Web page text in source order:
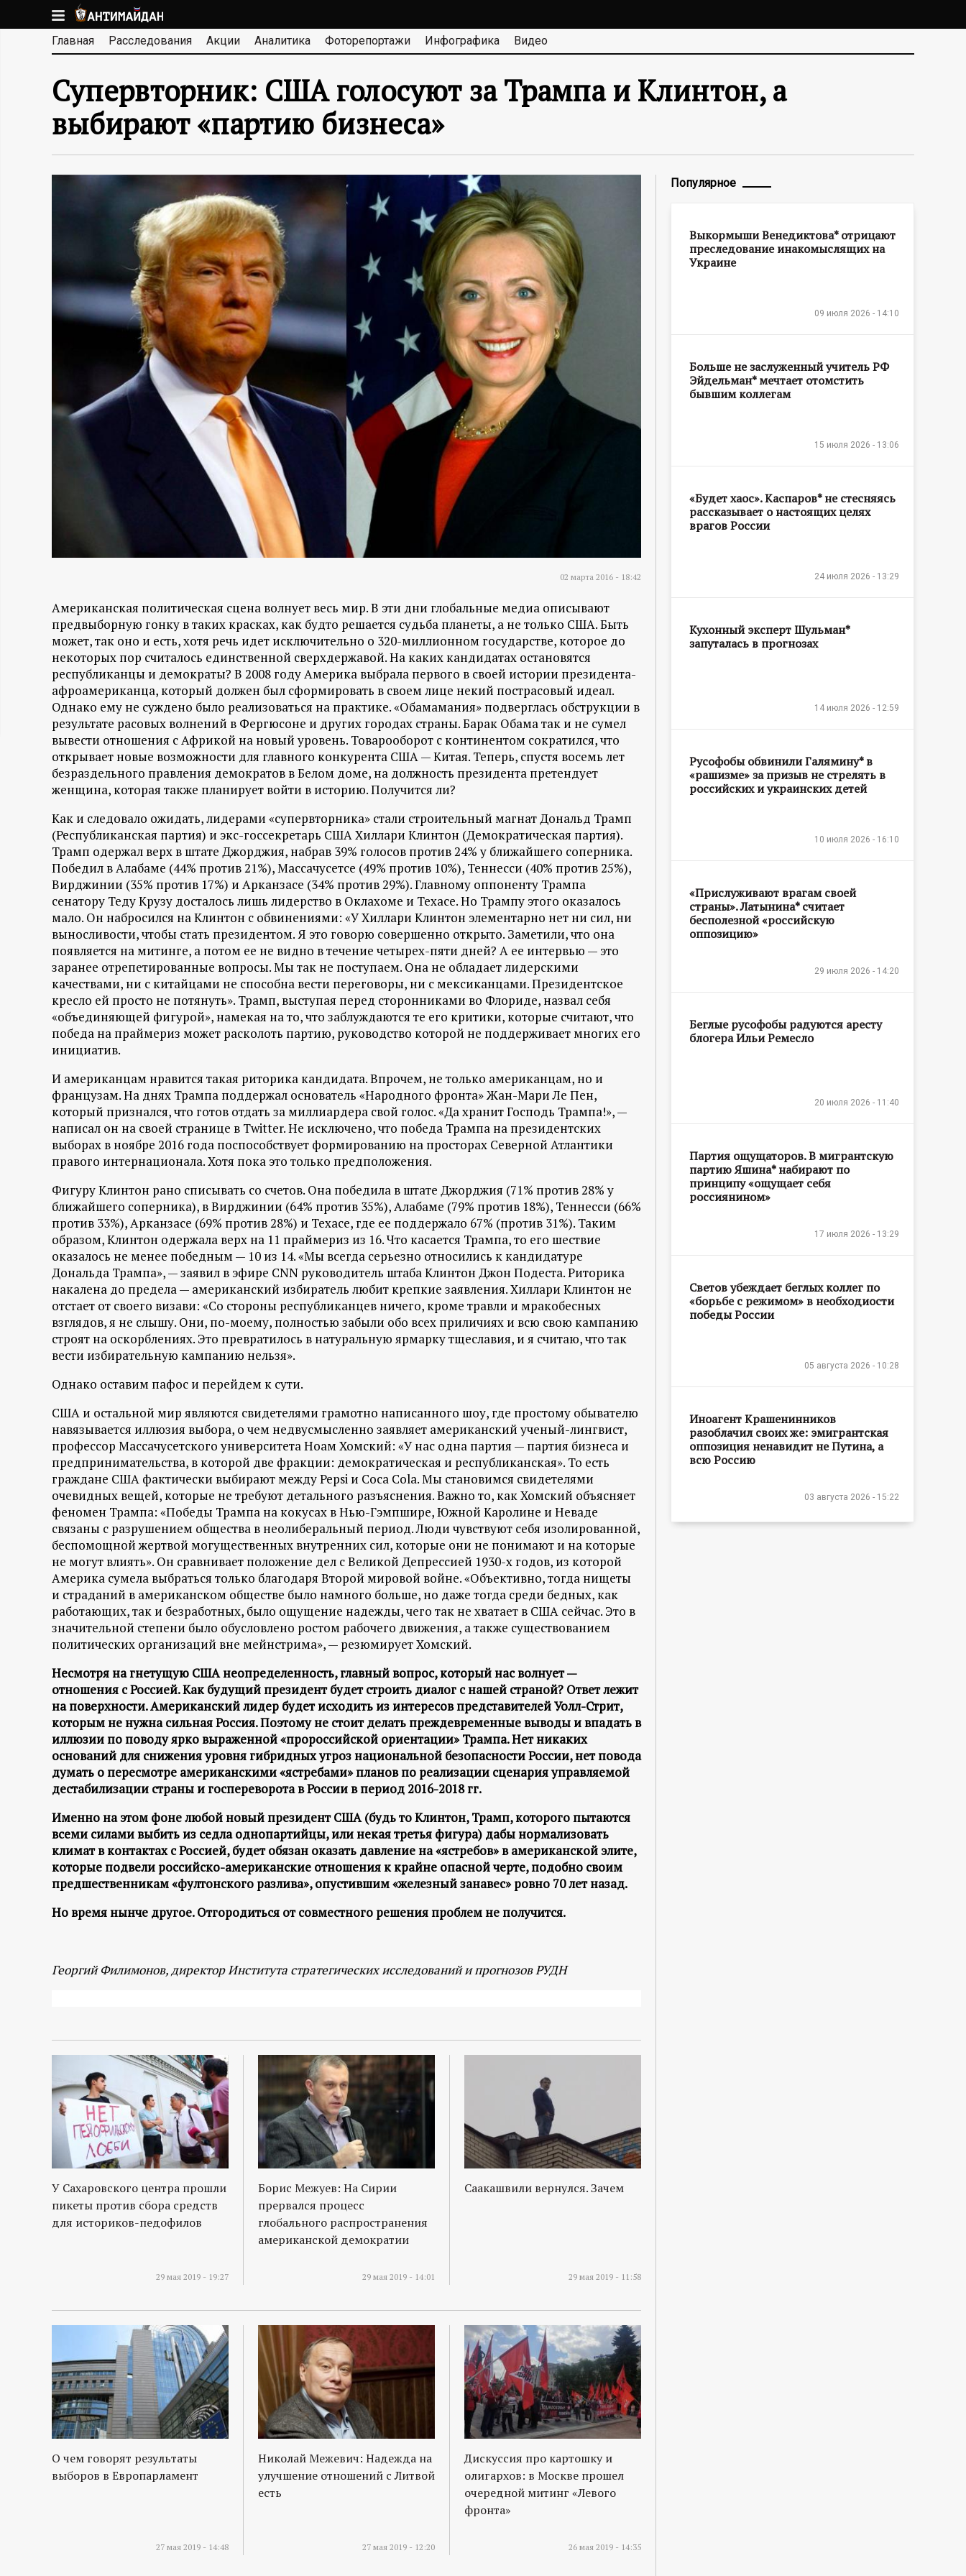
к
основномуА
Н
Т
И
М
Д
А
и
р
м
а
ц
и
о
н
н
ы
й
п
о
р
т
а
л
Главная Расследования Акции Аналитика Фоторепортажи Инфографика Видео
Супервторник: США голосуют за Трампа и Клинтон, а
выбирают «партию бизнеса»
02 марта 2016 - 18:42
Американская политическая сцена волнует весь мир. В эти дни глобальные медиа описывают
предвыборную гонку в таких красках, как будто решается судьба планеты, а не только США. Быть
может, так оно и есть, хотя речь идет исключительно о 320-миллионном государстве, которое до
некоторых пор считалось единственной сверхдержавой. На каких кандидатах остановятся
республиканцы и демократы? В 2008 году Америка выбрала первого в своей истории президента-
афроамериканца, который должен был сформировать в своем лице некий пострасовый идеал.
Однако ему не суждено было реализоваться на практике. «Обамамания» подверглась обструкции в
результате расовых волнений в Фергюсоне и других городах страны. Барак Обама так и не сумел
вывести отношения с Африкой на новый уровень. Товарооборот с континентом сократился, что
открывает новые возможности для главного конкурента США — Китая. Теперь, спустя восемь лет
безраздельного правления демократов в Белом доме, на должность президента претендует
женщина, которая также планирует войти в историю. Получится ли?
Как и следовало ожидать, лидерами «супервторника» стали строительный магнат Дональд Трамп
(Республиканская партия) и экс-госсекретарь США Хиллари Клинтон (Демократическая партия).
Трамп одержал верх в штате Джорджия, набрав 39% голосов против 24% у ближайшего соперника.
Победил в Алабаме (44% против 21%), Массачусетсе (49% против 10%), Теннесси (40% против 25%),
Вирджинии (35% против 17%) и Арканзасе (34% против 29%). Главному оппоненту Трампа
сенатору Теду Крузу досталось лишь лидерство в Оклахоме и Техасе. Но Трампу этого оказалось
мало. Он набросился на Клинтон с обвинениями: «У Хиллари Клинтон элементарно нет ни сил, ни
выносливости, чтобы стать президентом. Я это говорю совершенно открыто. Заметили, что она
появляется на митинге, а потом ее не видно в течение четырех-пяти дней? А ее интервью — это
заранее отрепетированные вопросы. Мы так не поступаем. Она не обладает лидерскими
качествами, ни с китайцами не способна вести переговоры, ни с мексиканцами. Президентское
кресло ей просто не потянуть». Трамп, выступая перед сторонниками во Флориде, назвал себя
«объединяющей фигурой», намекая на то, что заблуждаются те его критики, которые считают, что
победа на праймериз может расколоть партию, руководство которой не поддерживает многих его
инициатив.
И американцам нравится такая риторика кандидата. Впрочем, не только американцам, но и
французам. На днях Трампа поддержал основатель «Народного фронта» Жан-Мари Ле Пен,
который признался, что готов отдать за миллиардера свой голос. «Да хранит Господь Трампа!», —
написал он на своей странице в Twitter. Не исключено, что победа Трампа на президентских
выборах в ноябре 2016 года поспособствует формированию на просторах Северной Атлантики
правого интернационала. Хотя пока это только предположения.
Фигуру Клинтон рано списывать со счетов. Она победила в штате Джорджия (71% против 28% у
ближайшего соперника), в Вирджинии (64% против 35%), Алабаме (79% против 18%), Теннесси (66%
против 33%), Арканзасе (69% против 28%) и Техасе, где ее поддержало 67% (против 31%). Таким
образом, Клинтон одержала верх на 11 праймериз из 16. Что касается Трампа, то его шествие
оказалось не менее победным — 10 из 14. «Мы всегда серьезно относились к кандидатуре
Дональда Трампа», — заявил в эфире CNN руководитель штаба Клинтон Джон Подеста. Риторика
накалена до предела — американский избиратель любит крепкие заявления. Хиллари Клинтон не
отстает от своего визави: «Со стороны республиканцев ничего, кроме травли и мракобесных
взглядов, я не слышу. Они, по-моему, полностью забыли обо всех приличиях и всю свою кампанию
строят на оскорблениях. Это превратилось в натуральную ярмарку тщеславия, и я считаю, что так
вести избирательную кампанию нельзя».
Однако оставим пафос и перейдем к сути.
США и остальной мир являются свидетелями грамотно написанного шоу, где простому обывателю
навязывается иллюзия выбора, о чем недвусмысленно заявляет американский ученый-лингвист,
профессор Массачусетского университета Ноам Хомский: «У нас одна партия — партия бизнеса и
предпринимательства, в которой две фракции: демократическая и республиканская». То есть
граждане США фактически выбирают между Pepsi и Coca Cola. Мы становимся свидетелями
очевидных вещей, которые не требуют детального разъяснения. Важно то, как Хомский объясняет
феномен Трампа: «Победы Трампа на кокусах в Нью-Гэмпшире, Южной Каролине и Неваде
связаны с разрушением общества в неолиберальный период. Люди чувствуют себя изолированной,
беспомощной жертвой могущественных внутренних сил, которые они не понимают и на которые
не могут влиять». Он сравнивает положение дел с Великой Депрессией 1930-х годов, из которой
Америка сумела выбраться только благодаря Второй мировой войне. «Объективно, тогда нищеты
и страданий в американском обществе было намного больше, но даже тогда среди бедных, как
работающих, так и безработных, было ощущение надежды, чего так не хватает в США сейчас. Это в
значительной степени было обусловлено ростом рабочего движения, а также существованием
политических организаций вне мейнстрима», — резюмирует Хомский.
Несмотря на гнетущую США неопределенность, главный вопрос, который нас волнует —
отношения с Россией. Как будущий президент будет строить диалог с нашей страной? Ответ лежит
на поверхности. Американский лидер будет исходить из интересов представителей Уолл-Стрит,
которым не нужна сильная Россия. Поэтому не стоит делать преждевременные выводы и впадать в
иллюзии по поводу ярко выраженной «пророссийской ориентации» Трампа. Нет никаких
оснований для снижения уровня гибридных угроз национальной безопасности России, нет повода
думать о пересмотре американскими «ястребами» планов по реализации сценария управляемой
дестабилизации страны и госпереворота в России в период 2016-2018 гг.
Именно на этом фоне любой новый президент США (будь то Клинтон, Трамп, которого пытаются
всеми силами выбить из седла однопартийцы, или некая третья фигура) дабы нормализовать
климат в контактах с Россией, будет обязан оказать давление на «ястребов» в американской элите,
которые подвели российско-американские отношения к крайне опасной черте, подобно своим
предшественникам «фултонского разлива», опустившим «железный занавес» ровно 70 лет назад.
Но время нынче другое. Отгородиться от совместного решения проблем не получится.
Георгий Филимонов, директор Института стратегических исследований и прогнозов РУДН
У Сахаровского центра прошли
пикеты против сбора средств
для историков-педофилов
29 мая 2019 - 19:27
Борис Межуев: На Сирии
прервался процесс
глобального распространения
американской демократии
29 мая 2019 - 14:01
Саакашвили вернулся. Зачем
29 мая 2019 - 11:58
О чем говорят результаты
выборов в Европарламент
27 мая 2019 - 14:48
Николай Межевич: Надежда на
улучшение отношений с Литвой
есть
27 мая 2019 - 12:20
Дискуссия про картошку и
олигархов: в Москве прошел
очередной митинг «Левого
фронта»
26 мая 2019 - 14:35
Популярное
Выкормыши Венедиктова* отрицают
преследование инакомыслящих на
Украине
09 июля 2026 - 14:10
Больше не заслуженный учитель РФ
Эйдельман* мечтает отомстить
бывшим коллегам
15 июля 2026 - 13:06
«Будет хаос». Каспаров* не стесняясь
рассказывает о настоящих целях
врагов России
24 июля 2026 - 13:29
Кухонный эксперт Шульман*
запуталась в прогнозах
14 июля 2026 - 12:59
Русофобы обвинили Галямину* в
«рашизме» за призыв не стрелять в
российских и украинских детей
10 июля 2026 - 16:10
«Прислуживают врагам своей
страны». Латынина* считает
бесполезной «российскую
оппозицию»
29 июля 2026 - 14:20
Беглые русофобы радуются аресту
блогера Ильи Ремесло
20 июля 2026 - 11:40
Партия ощущаторов. В мигрантскую
партию Яшина* набирают по
принципу «ощущает себя
россиянином»
17 июля 2026 - 13:29
Светов убеждает беглых коллег по
«борьбе с режимом» в необходиости
победы России
05 августа 2026 - 10:28
Иноагент Крашенинников
разоблачил своих же: эмигрантская
оппозиция ненавидит не Путина, а
всю Россию
03 августа 2026 - 15:22